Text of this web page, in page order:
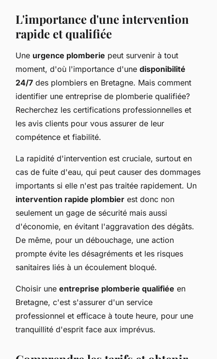
L'importance d'une intervention
rapide et qualifiée
Une urgence plomberie peut survenir à tout
moment, d'où l'importance d'une disponibilité
24/7 des plombiers en Bretagne. Mais comment
identifier une entreprise de plomberie qualifiée?
Recherchez les certifications professionnelles et
les avis clients pour vous assurer de leur
compétence et fiabilité.
La rapidité d'intervention est cruciale, surtout en
cas de fuite d'eau, qui peut causer des dommages
importants si elle n'est pas traitée rapidement. Un
intervention rapide plombier est donc non
seulement un gage de sécurité mais aussi
d'économie, en évitant l'aggravation des dégâts.
De même, pour un débouchage, une action
prompte évite les désagréments et les risques
sanitaires liés à un écoulement bloqué.
Choisir une entreprise plomberie qualifiée en
Bretagne, c'est s'assurer d'un service
professionnel et efficace à toute heure, pour une
tranquillité d'esprit face aux imprévus.